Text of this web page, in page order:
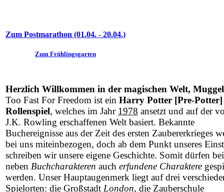
Zum Postmarathon (01.04. - 20.04.)
Zum Frühlingsgarten
Herzlich Willkommen in der magischen Welt, Muggel
Too Fast For Freedom ist ein Harry Potter [Pre-Potter]
Rollenspiel, welches im Jahr 1978 ansetzt und auf der
J.K. Rowling erschaffenen Welt basiert. Bekannte
Buchereignisse aus der Zeit des ersten Zaubererkrieges
bei uns miteinbezogen, doch ab dem Punkt unseres
schreiben wir unsere eigene Geschichte. Somit dürfen
neben Buchcharakteren auch erfundene Charaktere
werden. Unser Hauptaugenmerk liegt auf drei
Spielorten: die Großstadt London, die Zauberschule